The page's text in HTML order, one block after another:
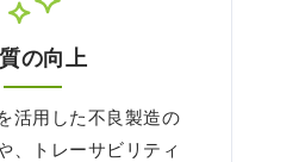
の向上
活用した不良製造の
、トレーサビリティ